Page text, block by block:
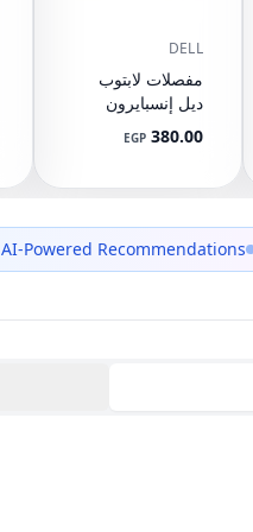
DELL
مفصلات لابتوب
ديل إنسبايرون
1525 1526
GW345 GW346
380.00
EGP
AI-Powered Recommendations